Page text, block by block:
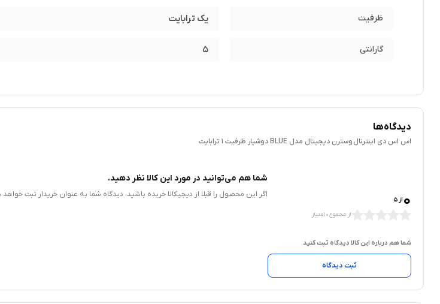
ظرفیت یک ترابایت
گارانتی 5
دیدگاه‌ها
اس اس دی اینترنال وسترن دیجیتال مدل BLUE دوشیار ظرفیت 1 ترابایت
0 از 5
از مجموع 0 امتیاز
شما هم درباره این کالا دیدگاه ثبت کنید
ثبت دیدگاه
شما هم می‌توانید در مورد این کالا نظر دهید.
اگر این محصول را قبلا از دیجیکالا خریده باشید، دیدگاه شما به عنوان خریدار ثبت